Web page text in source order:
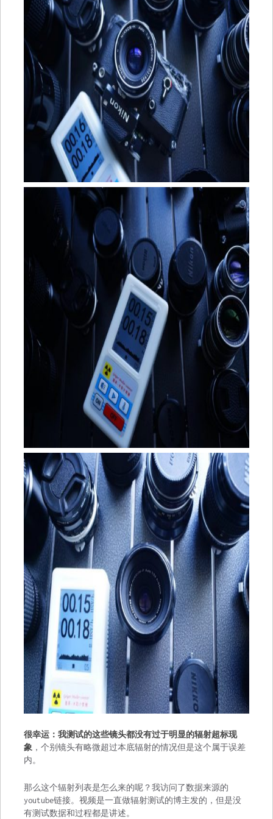
很幸运：我测试的这些镜头都没有过于明显的辐射超标现
象 ，个别镜头有略微超过本底辐射的情况但是这个属于误差
内。
那么这个辐射列表是怎么来的呢？我访问了数据来源的
youtube链接。视频是一直做辐射测试的博主发的，但是没
有测试数据和过程都是讲述。